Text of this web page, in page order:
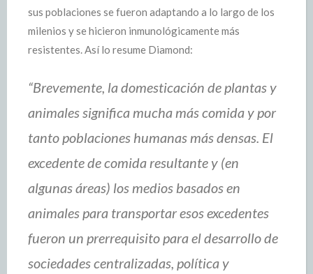
sus poblaciones se fueron adaptando a lo largo de los
milenios y se hicieron inmunológicamente más
resistentes. Así lo resume Diamond:
“Brevemente, la domesticación de plantas y
animales significa mucha más comida y por
tanto poblaciones humanas más densas. El
excedente de comida resultante y (en
algunas áreas) los medios basados en
animales para transportar esos excedentes
fueron un prerrequisito para el desarrollo de
sociedades centralizadas, política y